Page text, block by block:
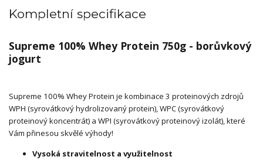
Kompletní specifikace
Supreme 100% Whey Protein 750g - borůvkový
jogurt
Supreme 100% Whey Protein je kombinace 3 proteinových zdrojů
WPH (syrovátkový hydrolizovaný protein), WPC (syrovátkový
proteinový koncentrát) a WPI (syrovátkový proteinový izolát), které
Vám přinesou skvělé výhody!
Vysoká stravitelnost a využitelnost